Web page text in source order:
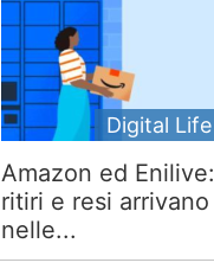
Digital Life
Amazon ed Enilive:
ritiri e resi arrivano
nelle...